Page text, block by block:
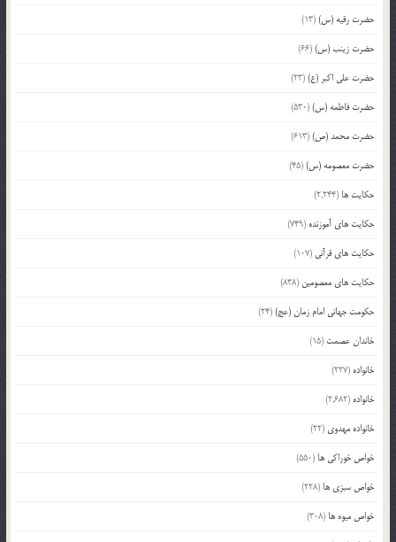
حضرت رقیه (س)(13)
حضرت زینب (س)(66)
حضرت علی اکبر (ع)(23)
حضرت فاطمه (س)(530)
حضرت محمد (ص)(613)
حضرت معصومه (س)(45)
حکایت ها (2,244)
حکایت های آموزنده (749)
حکایت های قرآنی (107)
حکایت های معصومین (838)
حکومت جهانی امام زمان (عج)(24)
خاندان عصمت (15)
خانواده (227)
خانواده (2,682)
خانواده مهدوی (22)
خواص خوراکی ها (550)
خواص سبزی ها (228)
خواص میوه ها (308)